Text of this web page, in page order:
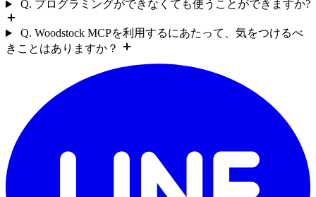
Q. プログラミングができなくても使うことができますか?
Q. Woodstock MCPを利用するにあたって、気をつけるべ
きことはありますか？